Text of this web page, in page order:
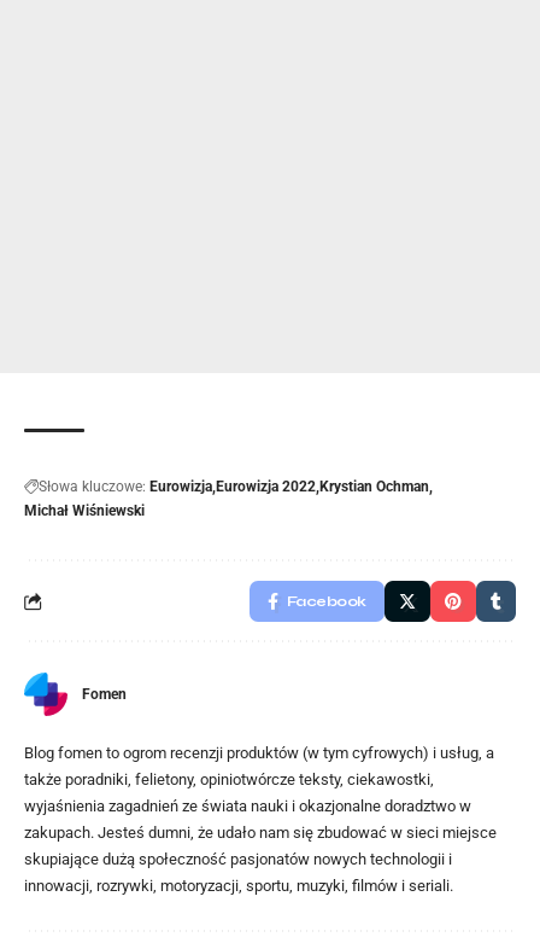
Słowa kluczowe: Eurowizja Eurowizja 2022 Krystian Ochman
Michał Wiśniewski
Facebook
Fomen
Blog fomen to ogrom recenzji produktów (w tym cyfrowych) i usług, a
także poradniki, felietony, opiniotwórcze teksty, ciekawostki,
wyjaśnienia zagadnień ze świata nauki i okazjonalne doradztwo w
zakupach. Jesteś dumni, że udało nam się zbudować w sieci miejsce
skupiające dużą społeczność pasjonatów nowych technologii i
innowacji, rozrywki, motoryzacji, sportu, muzyki, filmów i seriali.